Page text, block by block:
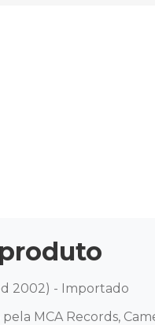
2002) - Importado
MCA Records,